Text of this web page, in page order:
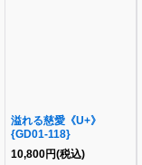
溢れる慈愛《U+》
{GD01-118}
10,800円(税込)